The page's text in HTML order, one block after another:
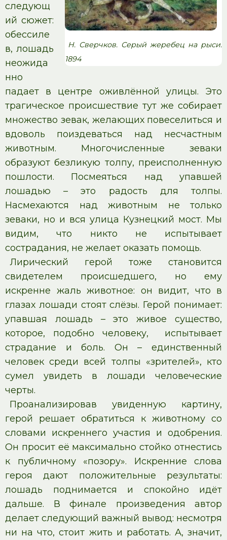
Н. Сверчков. Серый жеребец на рыси.
1894
следующ
ий сюжет:
обессиле
в, лошадь
неожида
нно
падает в центре оживлённой улицы. Это
трагическое происшествие тут же собирает
множество зевак, желающих повеселиться и
вдоволь поиздеваться над несчастным
животным. Многочисленные зеваки
образуют безликую толпу, преисполненную
пошлости. Посмеяться над упавшей
лошадью – это радость для толпы.
Насмехаются над животным не только
зеваки, но и вся улица Кузнецкий мост. Мы
видим, что никто не испытывает
сострадания, не желает оказать помощь.
Лирический герой тоже становится
свидетелем происшедшего, но ему
искренне жаль животное: он видит, что в
глазах лошади стоят слёзы. Герой понимает:
упавшая лошадь – это живое существо,
которое, подобно человеку, испытывает
страдание и боль. Он – единственный
человек среди всей толпы «зрителей», кто
сумел увидеть в лошади человеческие
черты.
Проанализировав увиденную картину,
герой решает обратиться к животному со
словами искреннего участия и одобрения.
Он просит её максимально стойко отнестись
к публичному «позору». Искренние слова
героя дают положительные результаты:
лошадь поднимается и спокойно идёт
дальше. В финале произведения автор
делает следующий важный вывод: несмотря
ни на что, стоит жить и работать. А, значит,